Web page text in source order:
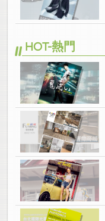
HOT-熱門